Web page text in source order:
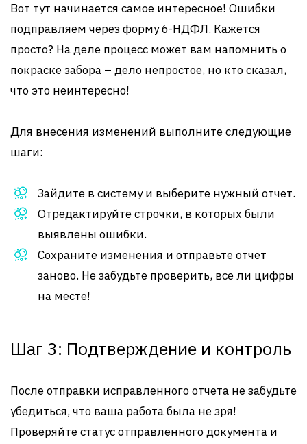
Вот тут начинается самое интересное! Ошибки
подправляем через форму 6-НДФЛ. Кажется
просто? На деле процесс может вам напомнить о
покраске забора – дело непростое, но кто сказал,
что это неинтересно!
Для внесения изменений выполните следующие
шаги:
Зайдите в систему и выберите нужный отчет.
Отредактируйте строчки, в которых были
выявлены ошибки.
Сохраните изменения и отправьте отчет
заново. Не забудьте проверить, все ли цифры
на месте!
Шаг 3: Подтверждение и контроль
После отправки исправленного отчета не забудьте
убедиться, что ваша работа была не зря!
Проверяйте статус отправленного документа и